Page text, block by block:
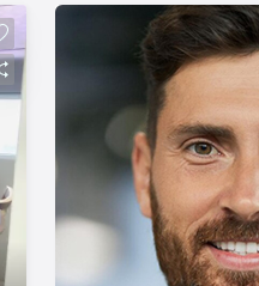
contato. Lago é Relacionamento! Esta é
a nossa missão,
verdadeiro
fazemos. Todos
laços fortes e
proprietários e
imobiliária que,
fundação em
tradicionalidade
comercial da